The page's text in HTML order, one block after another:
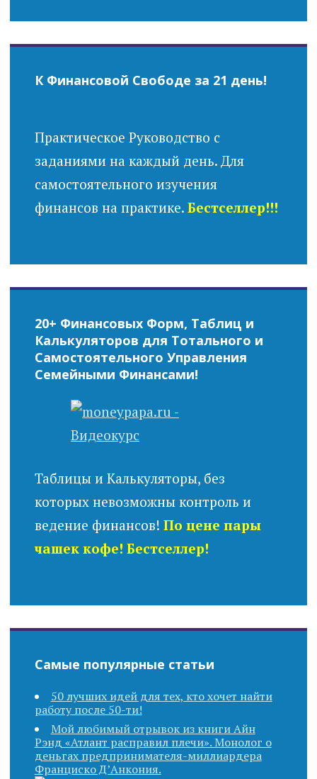
К Финансовой Свободе за 21 день!
Практическое Руководство с
заданиями на каждый день. Для
самостоятельного изучения
финансов на практике. Бестселлер!!!
20+ Финансовых Форм, Таблиц и
Калькуляторов для Тотального и
Самостоятельного Управления
Семейными Финансами!
Таблицы и Калькуляторы, без
которых невозможны контроль и
ведение финансов! По цене пары
чашек кофе! Бестселлер!
Самые популярные статьи
50 лучших идей для тех, кто хочет найти
работу после 50-ти!
Мой любимый отрывок из книги Айн
Рэнд «Атлант расправил плечи». Монолог о
деньгах предпринимателя-миллиардера
Франциско Д’Анкония.